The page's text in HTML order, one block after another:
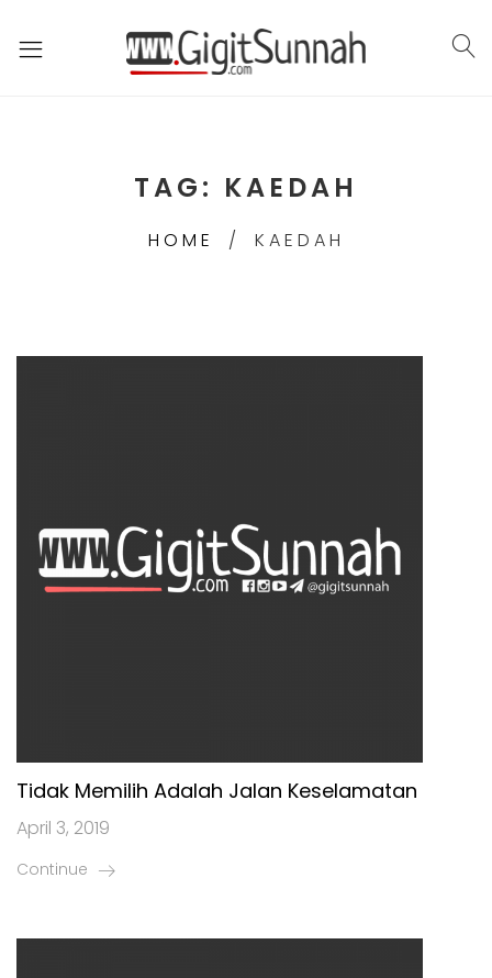
TAG: KAEDAH
HOME KAEDAH
Tidak Memilih Adalah Jalan Keselamatan
April 3, 2019
Continue